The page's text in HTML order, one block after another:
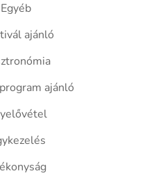
Egyéb
ajánló
ajánló